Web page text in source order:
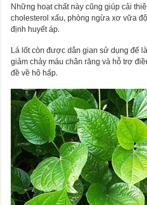
Những hoạt chất này cũng giúp cải
cholesterol xấu, phòng ngừa xơ vữa
định huyết áp.
Lá lốt còn được dân gian sử dụng để
giảm chảy máu chân răng và hỗ trợ
đề về hô hấp.